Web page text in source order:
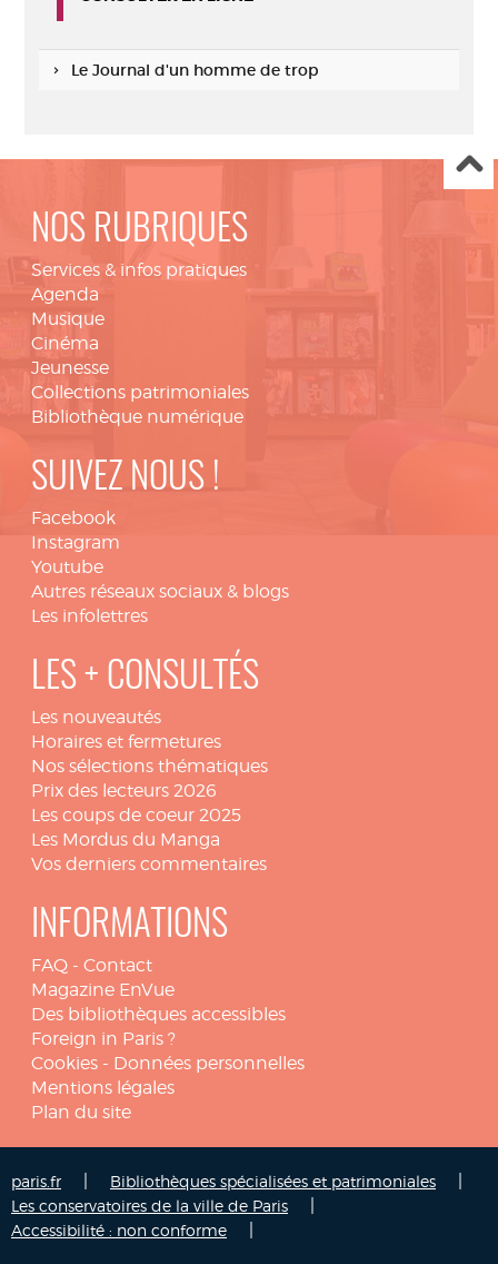
Le Journal d'un homme de trop
NOS RUBRIQUES
Services & infos pratiques
Agenda
Musique
Cinéma
Jeunesse
Collections patrimoniales
Bibliothèque numérique
SUIVEZ NOUS !
Facebook
Instagram
Youtube
Autres réseaux sociaux & blogs
Les infolettres
LES + CONSULTÉS
Les nouveautés
Horaires et fermetures
Nos sélections thématiques
Prix des lecteurs 2026
Les coups de coeur 2025
Les Mordus du Manga
Vos derniers commentaires
INFORMATIONS
FAQ - Contact
Magazine EnVue
Des bibliothèques accessibles
Foreign in Paris ?
Cookies - Données personnelles
Mentions légales
Plan du site
paris.fr Bibliothèques spécialisées et patrimoniales
Les conservatoires de la ville de Paris
Accessibilité : non conforme